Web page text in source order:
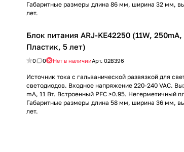
Габаритные размеры длина 86 мм, ширина 32 мм,
лет.
Блок питания ARJ-KE42250 (11W,
Пластик, 5 лет)
0 0 Нет в наличииАрт. 028396
Источник тока с гальванической развязкой для
светодиодов. Входное напряжение 220-240 VAC.
mА, 11 Вт. Встроенный PFC >0.95. Негерметичный
Габаритные размеры длина 58 мм, ширина 36 мм,
лет.